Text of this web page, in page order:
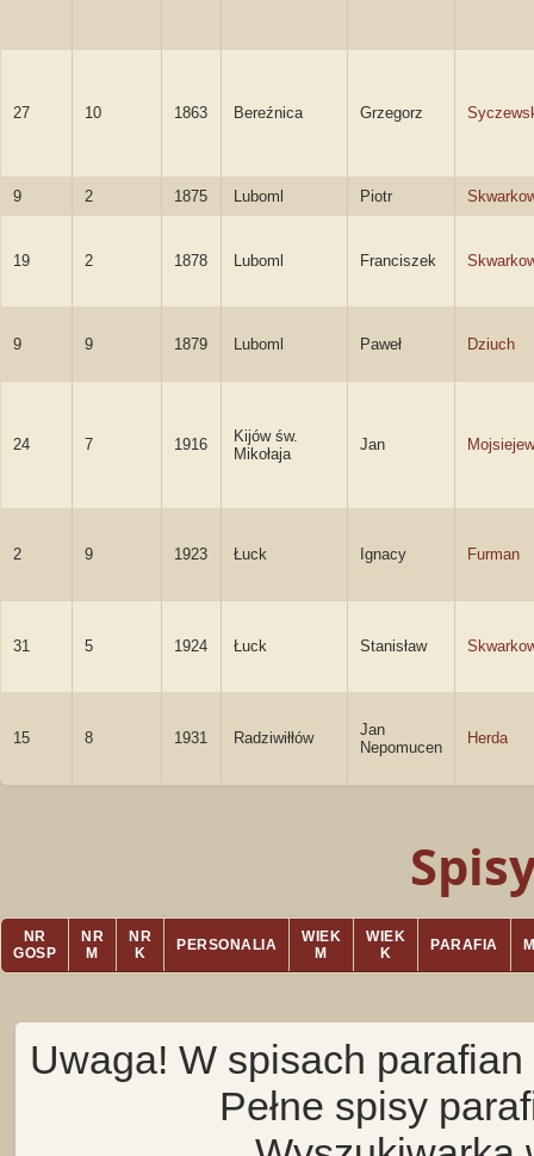
27 10 1863 Bereźnica Grzegorz
9 2 1875 Luboml Piotr
19 2 1878 Luboml Franciszek
9 9 1879 Luboml Paweł Dziuch
24 7 1916
Kijów św.
Mikołaja
Jan Mojsiejew
2 9 1923 Łuck Ignacy Furman
31 5 1924 Łuck Stanisław
15 8 1931 Radziwiłłów
Jan
Nepomucen
Herda
NR
GOSP
NR
M
NR
K
PERSONALIA
WIEK
M
WIEK
K
PARAFIA
Uwaga! W spisach
Pełne spisy